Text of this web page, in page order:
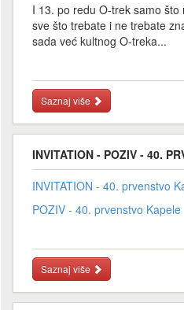
I 13. po redu O-trek samo
sve što trebate i ne trebate
sada već kultnog O-treka...
Saznaj više
INVITATION - POZIV - 40.
INVITATION - 40. prvenstvo
POZIV - 40. prvenstvo Kapele
Saznaj više